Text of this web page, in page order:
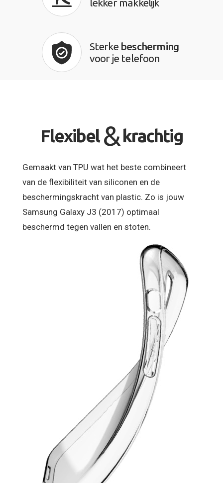
lekker makkelijk
Sterke bescherming
voor je telefoon
Flexibel &krachtig
Gemaakt van TPU wat het beste combineert
van de flexibiliteit van siliconen en de
beschermingskracht van plastic. Zo is jouw
Samsung Galaxy J3 (2017) optimaal
beschermd tegen vallen en stoten.